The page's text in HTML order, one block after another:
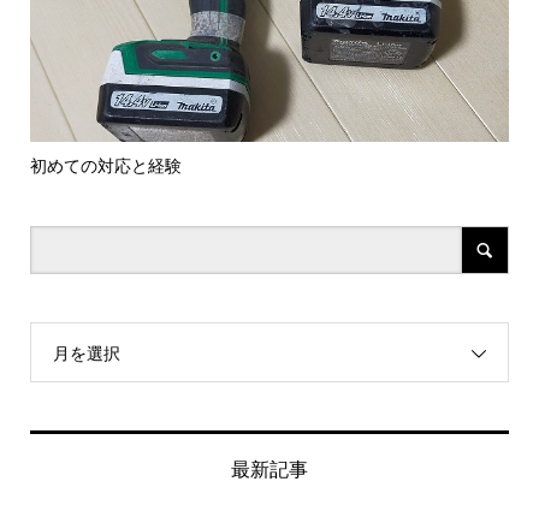
初めての対応と経験
月を選択
最新記事